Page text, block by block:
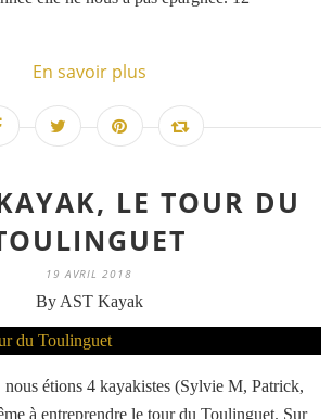
En savoir plus
LE TOUR DU
19 AVRIL 2018
By AST Kayak
étions 4 kayakistes (Sylvie M, Patrick,
à entreprendre le tour du Toulinguet. Sur